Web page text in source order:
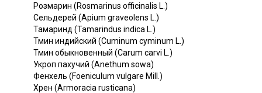
Розмарин (Rosmarinus officinalis L.)
Сельдерей (Apium graveolens L.)
Тамаринд (Tamarindus indica L.)
Тмин индийский (Cuminum cyminum L.)
Тмин обыкновенный (Carum carvi L.)
Укроп пахучий (Anethum sowa)
Фенхель (Foeniculum vulgare Mill.)
Хрен (Armoracia rusticana)